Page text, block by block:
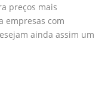
preços mais
empresas com
ainda assim um